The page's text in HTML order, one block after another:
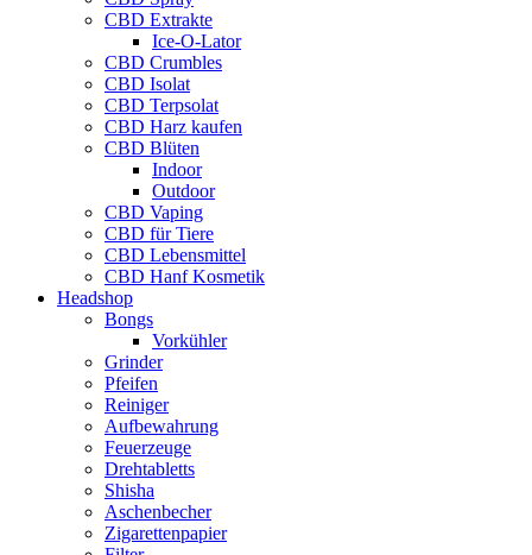
CBD Extrakte
Ice-O-Lator
CBD Crumbles
CBD Isolat
CBD Terpsolat
CBD Harz kaufen
CBD Blüten
Indoor
Outdoor
CBD Vaping
CBD für Tiere
CBD Lebensmittel
CBD Hanf Kosmetik
Headshop
Bongs
Vorkühler
Grinder
Pfeifen
Reiniger
Aufbewahrung
Feuerzeuge
Drehtabletts
Shisha
Aschenbecher
Zigarettenpapier